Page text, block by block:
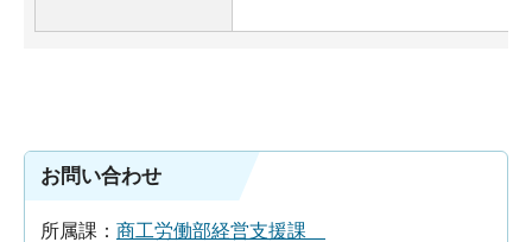
お問い合わせ
所属課： 商工労働部経営支援課